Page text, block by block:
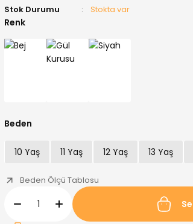
Stok Durumu
Stokta var
Renk
Beden
10 Yaş 11 Yaş 12 Yaş 13 Yaş
Beden Ölçü Tablosu